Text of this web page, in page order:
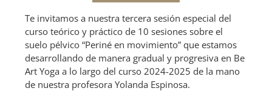
Te invitamos a nuestra tercera sesión especial del
curso teórico y práctico de 10 sesiones sobre el
suelo pélvico “Periné en movimiento” que estamos
desarrollando de manera gradual y progresiva en Be
Art Yoga a lo largo del curso 2024-2025 de la mano
de nuestra profesora Yolanda Espinosa.